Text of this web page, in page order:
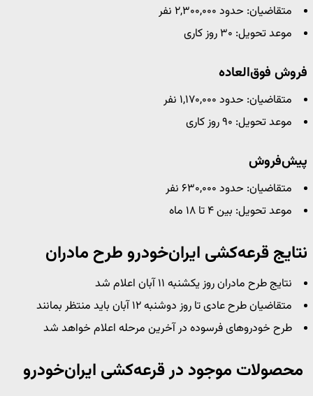
متقاضیان: حدود ۲,۳۰۰,۰۰۰ نفر
موعد تحویل: ۳۰ روز کاری
فروش فوق‌العاده
متقاضیان: حدود ۱,۱۷۰,۰۰۰ نفر
موعد تحویل: ۹۰ روز کاری
پیش‌فروش
متقاضیان: حدود ۶۳۰,۰۰۰ نفر
موعد تحویل: بین ۴ تا ۱۸ ماه
نتایج قرعه‌کشی ایران‌خودرو طرح مادران
نتایج طرح مادران روز یکشنبه ۱۱ آبان اعلام شد
متقاضیان طرح عادی تا روز دوشنبه ۱۲ آبان باید منتظر بمانند
طرح خودروهای فرسوده در آخرین مرحله اعلام خواهد شد
محصولات موجود درقرعه‌کشی ایران‌خودرو